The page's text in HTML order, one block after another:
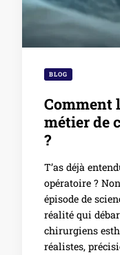
BLOG
Comment
métier de
?
T’as déjà
opératoire ?
épisode de
réalité qui
chirurgiens
réalistes,